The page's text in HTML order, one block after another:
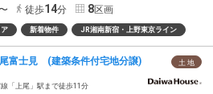
徒歩14分 8区画
新着物件 JR湘南新宿・上野東京ライン
土 地
富士見 (建築条件付宅地分譲)
「上尾」駅まで徒歩11分